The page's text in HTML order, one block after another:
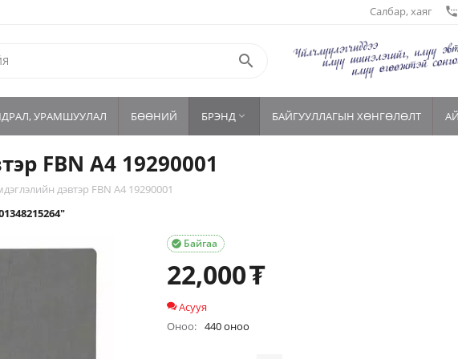
Салбар, хаяг settings_phone

УРАМШУУЛАЛ БӨӨНИЙ БРЭНД  БАЙГУУЛЛАГЫН ХӨНГӨЛӨЛТ
FBN А4 19290001
дэвтэр FBN А4 19290001
Байгаа

22,000₮
Асууя
Оноо: 440 оноо